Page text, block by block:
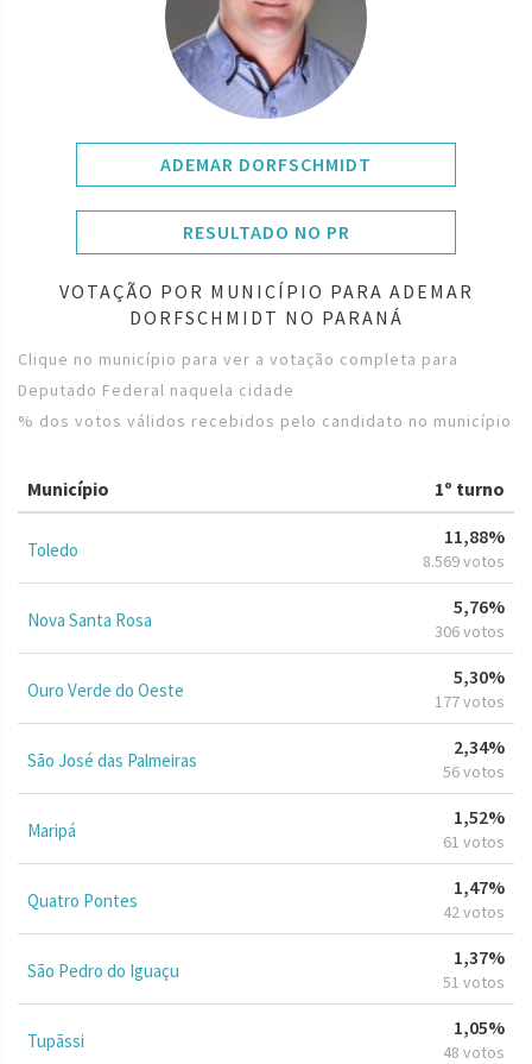
ADEMAR DORFSCHMIDT
RESULTADO NO PR
VOTAÇÃO POR MUNICÍPIO PARA ADEMAR
DORFSCHMIDT NO PARANÁ
Clique no município para ver a votação completa para
Deputado Federal naquela cidade
% dos votos válidos recebidos pelo candidato no município
Município 1º turno
Toledo
11,88%
8.569 votos
Nova Santa Rosa
5,76%
306 votos
Ouro Verde do Oeste
5,30%
177 votos
São José das Palmeiras
2,34%
56 votos
Maripá
1,52%
61 votos
Quatro Pontes
1,47%
42 votos
São Pedro do Iguaçu
1,37%
51 votos
Tupãssi
1,05%
48 votos